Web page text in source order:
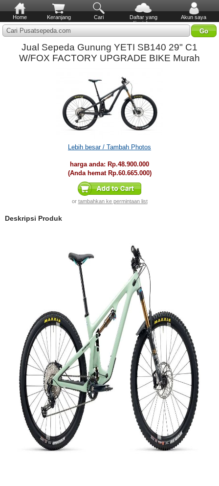
Home Keranjang Cari
Daftar yang
diinginkan
Akun saya
Cari Pusatsepeda.com
Jual Sepeda Gunung YETI SB140 29" C1
W/FOX FACTORY UPGRADE BIKE Murah
Lebih besar / Tambah Photos
harga anda: Rp.48.900.000
(Anda hemat Rp.60.665.000)
or tambahkan ke permintaan list
Deskripsi Produk